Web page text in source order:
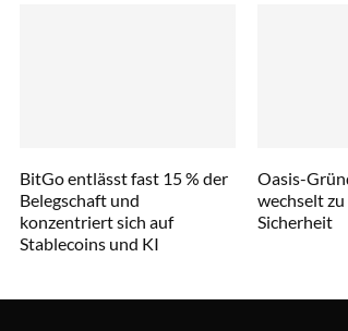
BitGo entlässt fast 15 % der
Belegschaft und
konzentriert sich auf
Stablecoins und KI
Oasis-
wechselt
Sicherheit